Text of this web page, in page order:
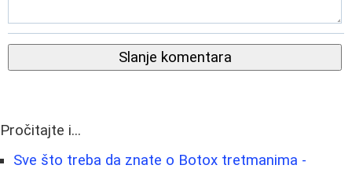
Slanje komentara
Pročitajte i...
Sve što treba da znate o Botox tretmanima -